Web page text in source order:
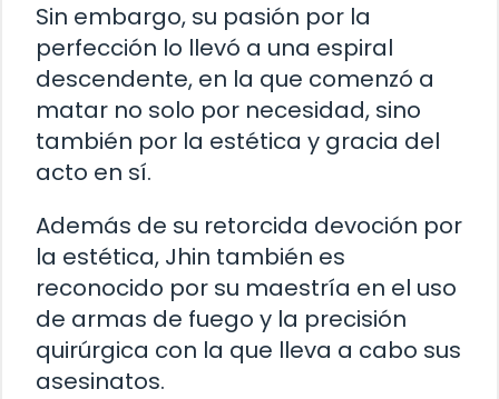
Sin embargo, su pasión por la
perfección lo llevó a una espiral
descendente, en la que comenzó a
matar no solo por necesidad, sino
también por la estética y gracia del
acto en sí.
Además de su retorcida devoción por
la estética, Jhin también es
reconocido por su maestría en el uso
de armas de fuego y la precisión
quirúrgica con la que lleva a cabo sus
asesinatos.